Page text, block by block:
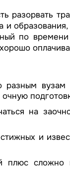
разорвать
по
разным вузам
на
и
плюс сложно